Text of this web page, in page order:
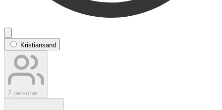
Kristiansand
2 personer